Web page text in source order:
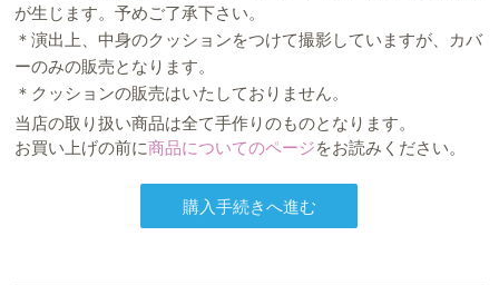
が生じます。予めご了承下さい。
＊演出上、中身のクッションをつけて撮影していますが、カバ
ーのみの販売となります。
＊クッションの販売はいたしておりません。
当店の取り扱い商品は全て手作りのものとなります。
お買い上げの前に商品についてのページをお読みください。